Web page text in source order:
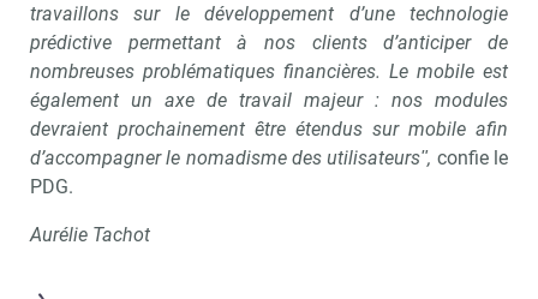
travaillons sur le développement d’une technologie
prédictive permettant à nos clients d’anticiper de
nombreuses problématiques financières. Le mobile est
également un axe de travail majeur : nos modules
devraient prochainement être étendus sur mobile afin
d’accompagner le nomadisme des utilisateursʺ, confie le
PDG.
Aurélie Tachot